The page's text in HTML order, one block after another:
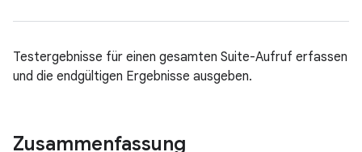
Testergebnisse für einen gesamten Suite-Aufruf erfassen
und die endgültigen Ergebnisse ausgeben.
Zusammenfassung